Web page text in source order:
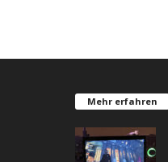
Mehr erfahren